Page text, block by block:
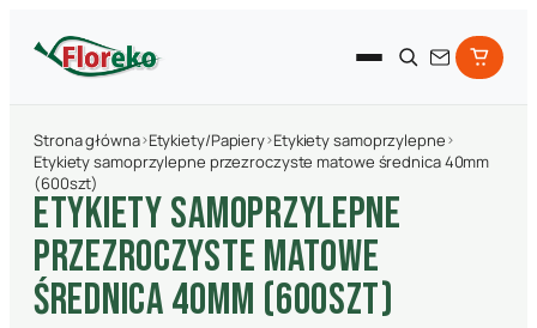
Strona główna›Etykiety/Papiery›Etykiety samoprzylepne›
Etykiety samoprzylepne przezroczyste matowe średnica 40mm
(600szt)
ETYKIETY SAMOPRZYLEPNE
PRZEZROCZYSTE MATOWE
śREDNICA 40MM (600SZT)